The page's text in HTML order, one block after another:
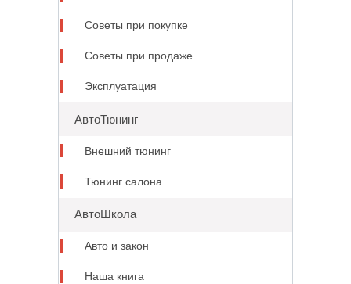
Советы при покупке
Советы при продаже
Эксплуатация
АвтоТюнинг
Внешний тюнинг
Тюнинг салона
АвтоШкола
Авто и закон
Наша книга